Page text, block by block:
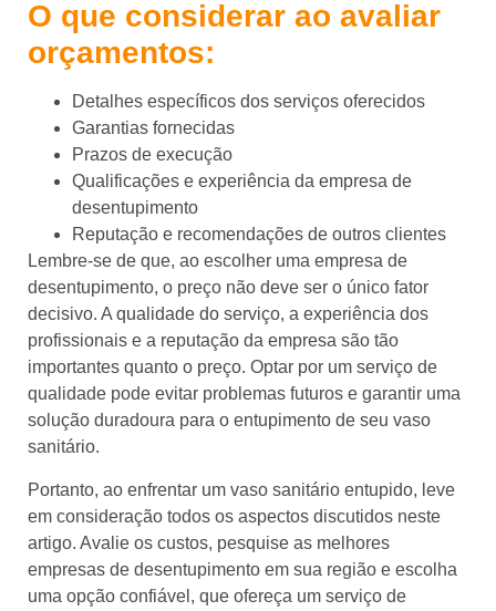
O que considerar ao avaliar
orçamentos:
Detalhes específicos dos serviços oferecidos
Garantias fornecidas
Prazos de execução
Qualificações e experiência da empresa de
desentupimento
Reputação e recomendações de outros clientes
Lembre-se de que, ao escolher uma empresa de
desentupimento, o preço não deve ser o único fator
decisivo. A qualidade do serviço, a experiência dos
profissionais e a reputação da empresa são tão
importantes quanto o preço. Optar por um serviço de
qualidade pode evitar problemas futuros e garantir uma
solução duradoura para o entupimento de seu vaso
sanitário.
Portanto, ao enfrentar um vaso sanitário entupido, leve
em consideração todos os aspectos discutidos neste
artigo. Avalie os custos, pesquise as melhores
empresas de desentupimento em sua região e escolha
uma opção confiável, que ofereça um serviço de